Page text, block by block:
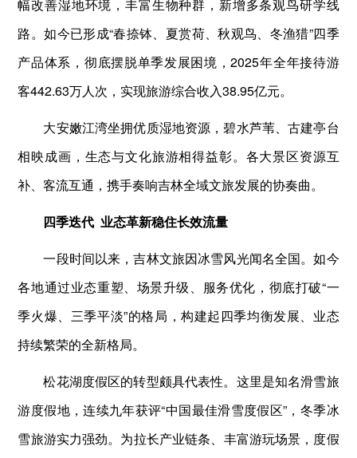
幅改善湿地环境，丰富生物种群，新增多条观鸟研学线
路。如今已形成“春捺钵、夏赏荷、秋观鸟、冬渔猎”四季
产品体系，彻底摆脱单季发展困境，2025年全年接待游
客442.63万人次，实现旅游综合收入38.95亿元。
大安嫩江湾坐拥优质湿地资源，碧水芦苇、古建亭台
相映成画，生态与文化旅游相得益彰。各大景区资源互
补、客流互通，携手奏响吉林全域文旅发展的协奏曲。
四季迭代业态革新稳住长效流量
一段时间以来，吉林文旅因冰雪风光闻名全国。如今
各地通过业态重塑、场景升级、服务优化，彻底打破“一
季火爆、三季平淡”的格局，构建起四季均衡发展、业态
持续繁荣的全新格局。
松花湖度假区的转型颇具代表性。这里是知名滑雪旅
游度假地，连续九年获评“中国最佳滑雪度假区”，冬季冰
雪旅游实力强劲。为拉长产业链条、丰富游玩场景，度假